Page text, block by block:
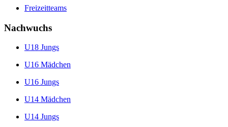
Freizeitteams
Nachwuchs
U18 Jungs
U16 Mädchen
U16 Jungs
U14 Mädchen
U14 Jungs